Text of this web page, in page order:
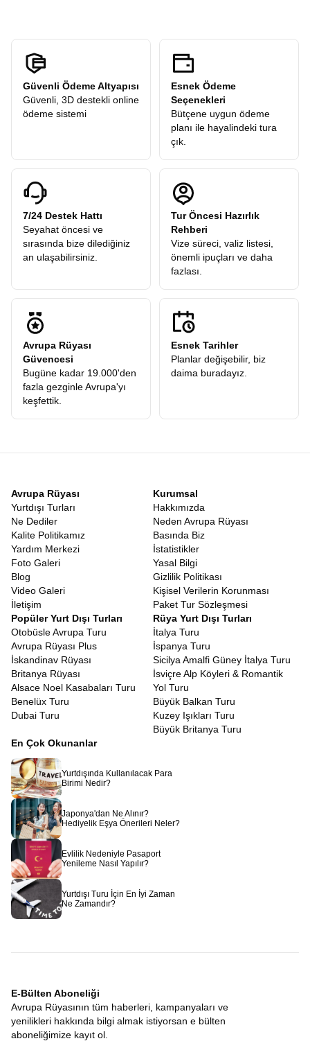
Güvenli Ödeme Altyapısı
Güvenli, 3D destekli online
ödeme sistemi
Esnek Ödeme
Seçenekleri
Bütçene uygun ödeme
planı ile hayalindeki tura
çık.
7/24 Destek Hattı
Seyahat öncesi ve
sırasında bize dilediğiniz
an ulaşabilirsiniz.
Tur Öncesi Hazırlık
Rehberi
Vize süreci, valiz listesi,
önemli ipuçları ve daha
fazlası.
Avrupa Rüyası
Güvencesi
Bugüne kadar 19.000'den
fazla gezginle Avrupa'yı
keşfettik.
Esnek Tarihler
Planlar değişebilir, biz
daima buradayız.
Avrupa Rüyası
Yurtdışı Turları
Ne Dediler
Kalite Politikamız
Yardım Merkezi
Foto Galeri
Blog
Video Galeri
İletişim
Kurumsal
Hakkımızda
Neden Avrupa Rüyası
Basında Biz
İstatistikler
Yasal Bilgi
Gizlilik Politikası
Kişisel Verilerin Korunması
Paket Tur Sözleşmesi
Popüler Yurt Dışı Turları
Otobüsle Avrupa Turu
Avrupa Rüyası Plus
İskandinav Rüyası
Britanya Rüyası
Alsace Noel Kasabaları Turu
Benelüx Turu
Dubai Turu
Rüya Yurt Dışı Turları
İtalya Turu
İspanya Turu
Sicilya Amalfi Güney İtalya Turu
İsviçre Alp Köyleri & Romantik
Yol Turu
Büyük Balkan Turu
Kuzey Işıkları Turu
Büyük Britanya Turu
En Çok Okunanlar
Yurtdışında Kullanılacak Para
Birimi Nedir?
Japonya'dan Ne Alınır?
Hediyelik Eşya Önerileri Neler?
Evlilik Nedeniyle Pasaport
Yenileme Nasıl Yapılır?
Yurtdışı Turu İçin En İyi Zaman
Ne Zamandır?
E-Bülten Aboneliği
Avrupa Rüyasının tüm haberleri, kampanyaları ve
yenilikleri hakkında bilgi almak istiyorsan e bülten
aboneliğimize kayıt ol.